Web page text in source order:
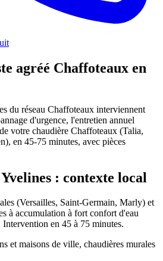
agréé Chaffoteaux en
du réseau Chaffoteaux interviennent
d'urgence, l'entretien annuel
votre chaudière Chaffoteaux (Talia,
en 45-75 minutes, avec pièces
: contexte local
(Versailles, Saint-Germain, Marly) et
à accumulation à fort confort d'eau
en 45 à 75 minutes.
et maisons de ville, chaudières murales